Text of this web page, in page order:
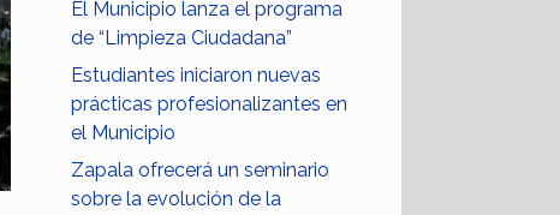
El Municipio lanza el programa
de “Limpieza Ciudadana”
Estudiantes iniciaron nuevas
prácticas profesionalizantes en
el Municipio
Zapala ofrecerá un seminario
sobre la evolución de la